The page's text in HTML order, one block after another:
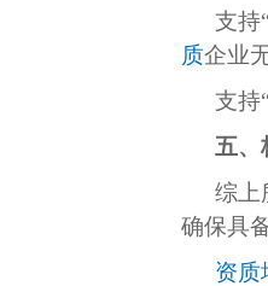
支持
质企业
支持
五、
综上
确保具
资质